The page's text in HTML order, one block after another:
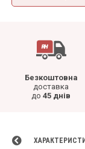
Безкоштовна
доставка
до 45 днів